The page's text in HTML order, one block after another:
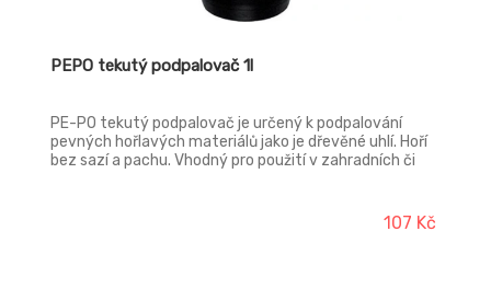
PEPO tekutý podpalovač 1l
PE-PO tekutý podpalovač je určený k podpalování
pevných hořlavých materiálů jako je dřevěné uhlí. Hoří
bez sazí a pachu. Vhodný pro použití v zahradních či
107 Kč